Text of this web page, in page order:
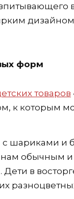
форм
товаров
к которым
шариками и
обычным и
Дети в